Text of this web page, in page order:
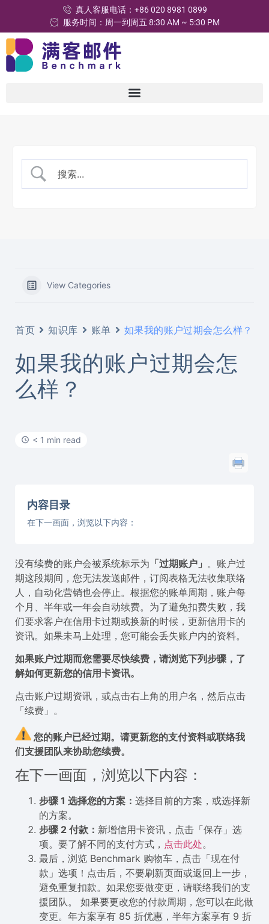
真人客服电话：+86 020 8981 0899
服务时间：周一到周五 8:30 AM ~ 5:30 PM
View Categories
首页 知识库 账单 如果我的账户过期会怎么样？
如果我的账户过期会怎
么样？
< 1 min read
内容目录
在下一画面，浏览以下内容：
没有续费的账户会被系统标示为 「过期账户」 。账户过
期这段期间，您无法发送邮件，订阅表格无法收集联络
人，自动化营销也会停止。根据您的账单周期，账户每
个月、半年或一年会自动续费。为了避免扣费失败，我
们要求客户在信用卡过期或换新的时候，更新信用卡的
资讯。如果未马上处理，您可能会丢失账户内的资料。
如果账户过期而您需要尽快续费，请浏览下列步骤，了
解如何更新您的信用卡资讯。
点击账户过期资讯，或点击右上角的用户名，然后点击
「续费」。
您的账户已经过期。请更新您的支付资料或联络我
们支援团队来协助您续费。
在下一画面，浏览以下内容：
步骤 1 选择您的方案： 选择目前的方案，或选择新
的方案。
步骤 2 付款： 新增信用卡资讯，点击「保存」选
项。要了解不同的支付方式， 点击此处。
最后，浏览 Benchmark 购物车，点击「现在付
款」选项！点击后，不要刷新页面或返回上一步，
避免重复扣款。如果您要做变更，请联络我们的支
援团队。 如果要更改您的付款周期，您可以在此做
变更。年方案享有 85 折优惠，半年方案享有 9 折